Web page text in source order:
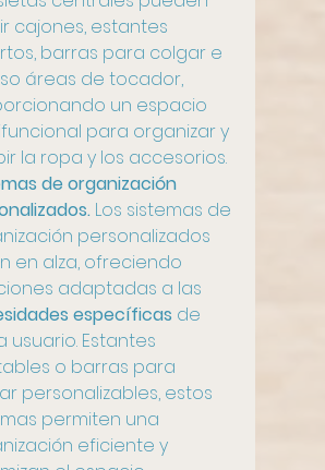
cajones, estantes
barras para colgar e
áreas de tocador,
un espacio
para organizar y
la ropa y los accesorios.
de organización
Los sistemas de
personalizados
en alza, ofreciendo
adaptadas a las
específicas de
usuario. Estantes
o barras para
personalizables, estos
permiten una
eficiente y